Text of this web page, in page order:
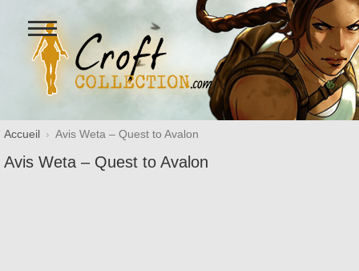
Figurines Lara Croft et
Ouvrir
le
menu
Accueil Avis Weta – Quest to Avalon
Avis Weta – Quest to Avalon